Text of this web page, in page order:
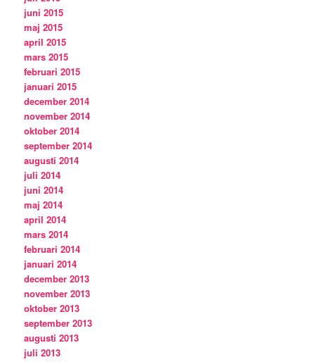
juni 2015
maj 2015
april 2015
mars 2015
februari 2015
januari 2015
december 2014
november 2014
oktober 2014
september 2014
augusti 2014
juli 2014
juni 2014
maj 2014
april 2014
mars 2014
februari 2014
januari 2014
december 2013
november 2013
oktober 2013
september 2013
augusti 2013
juli 2013